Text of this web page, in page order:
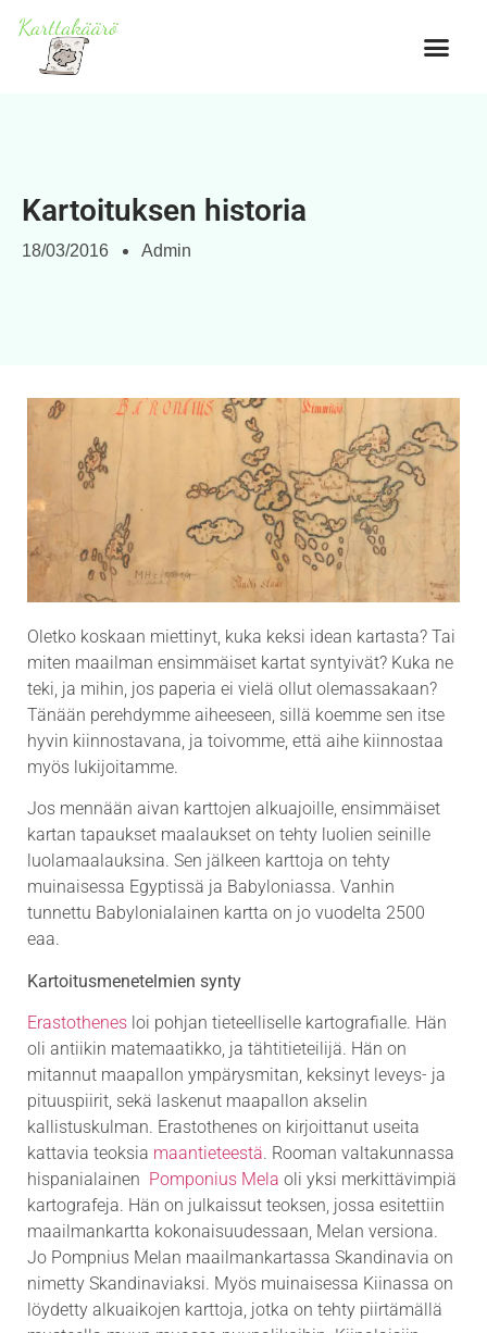
Kartoituksen historia
18/03/2016 Admin
Oletko koskaan miettinyt, kuka keksi idean kartasta? Tai
miten maailman ensimmäiset kartat syntyivät? Kuka ne
teki, ja mihin, jos paperia ei vielä ollut olemassakaan?
Tänään perehdymme aiheeseen, sillä koemme sen itse
hyvin kiinnostavana, ja toivomme, että aihe kiinnostaa
myös lukijoitamme.
Jos mennään aivan karttojen alkuajoille, ensimmäiset
kartan tapaukset maalaukset on tehty luolien seinille
luolamaalauksina. Sen jälkeen karttoja on tehty
muinaisessa Egyptissä ja Babyloniassa. Vanhin
tunnettu Babylonialainen kartta on jo vuodelta 2500
eaa.
Kartoitusmenetelmien synty
Erastothenes loi pohjan tieteelliselle kartografialle. Hän
oli antiikin matemaatikko, ja tähtitieteilijä. Hän on
mitannut maapallon ympärysmitan, keksinyt leveys- ja
pituuspiirit, sekä laskenut maapallon akselin
kallistuskulman. Erastothenes on kirjoittanut useita
kattavia teoksia maantieteestä. Rooman valtakunnassa
hispanialainen Pomponius Mela oli yksi merkittävimpiä
kartografeja. Hän on julkaissut teoksen, jossa esitettiin
maailmankartta kokonaisuudessaan, Melan versiona.
Jo Pompnius Melan maailmankartassa Skandinavia on
nimetty Skandinaviaksi. Myös muinaisessa Kiinassa on
löydetty alkuaikojen karttoja, jotka on tehty piirtämällä